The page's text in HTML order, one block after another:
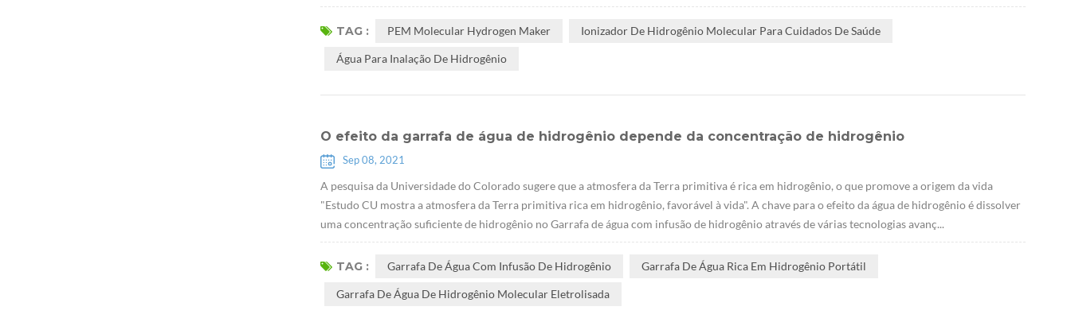
TAG : PEM Molecular Hydrogen Maker Ionizador De Hidrogênio Molecular Para Cuidados De Saúde
Água Para Inalação De Hidrogênio
O efeito da garrafa de água de hidrogênio depende da concentração de hidrogênio
Sep 08, 2021
A pesquisa da Universidade do Colorado sugere que a atmosfera da Terra primitiva é rica em hidrogênio, o que promove a origem da vida
"Estudo CU mostra a atmosfera da Terra primitiva rica em hidrogênio, favorável à vida". A chave para o efeito da água de hidrogênio é dissolver
uma concentração suficiente de hidrogênio no Garrafa de água com infusão de hidrogênio através de várias tecnologias avanç...
TAG : Garrafa De Água Com Infusão De Hidrogênio Garrafa De Água Rica Em Hidrogênio Portátil
Garrafa De Água De Hidrogênio Molecular Eletrolisada